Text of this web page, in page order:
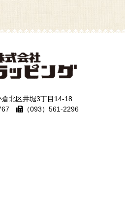
北区井堀3丁目14-18
（093）561-2296